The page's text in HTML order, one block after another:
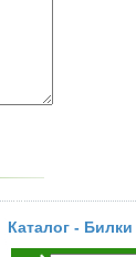
Каталог - Билки